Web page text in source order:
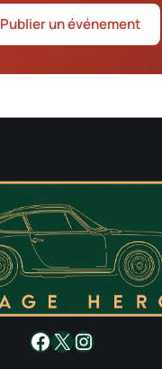
Publier un événement
Facebook
X Instagram